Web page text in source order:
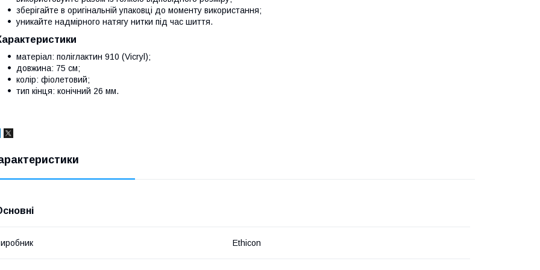
зберігайте в оригінальній упаковці до моменту використання;
уникайте надмірного натягу нитки під час шиття.
матеріал: поліглактин 910 (Vicryl);
довжина: 75 см;
колір: фіолетовий;
тип кінця: конічний 26 мм.
Ethicon